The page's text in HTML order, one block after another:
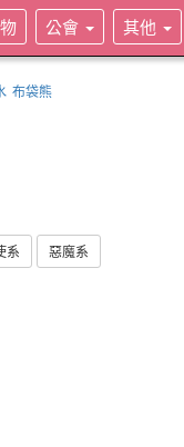
公會 其他
布袋熊
系 惡魔系